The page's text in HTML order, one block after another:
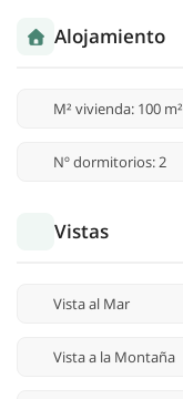
Alojamiento
M² vivienda: 100 m²
Nº dormitorios: 2
Vistas
Vista al Mar
Vista a la Montaña